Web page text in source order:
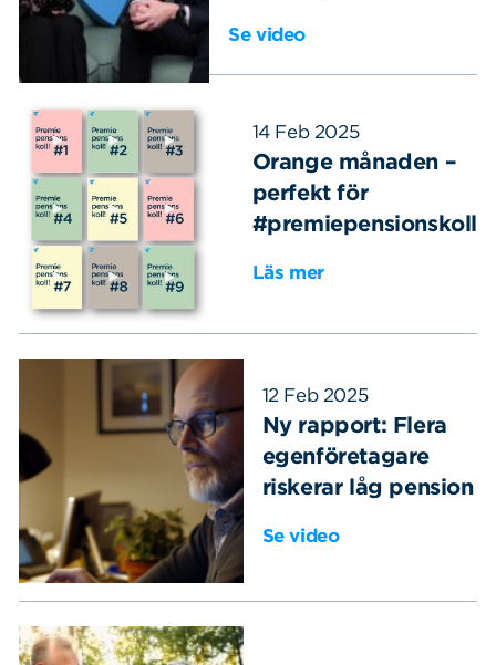
Se video
14 Feb 2025
Orange månaden –
perfekt för
#premiepensionskoll
Läs mer
12 Feb 2025
Ny rapport: Flera
egenföretagare
riskerar låg pension
Se video
Sök på sidan:Sök
efter: